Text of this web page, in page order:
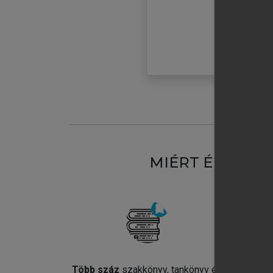
MIÉRT
Több száz szakkönyv, tankönyv és